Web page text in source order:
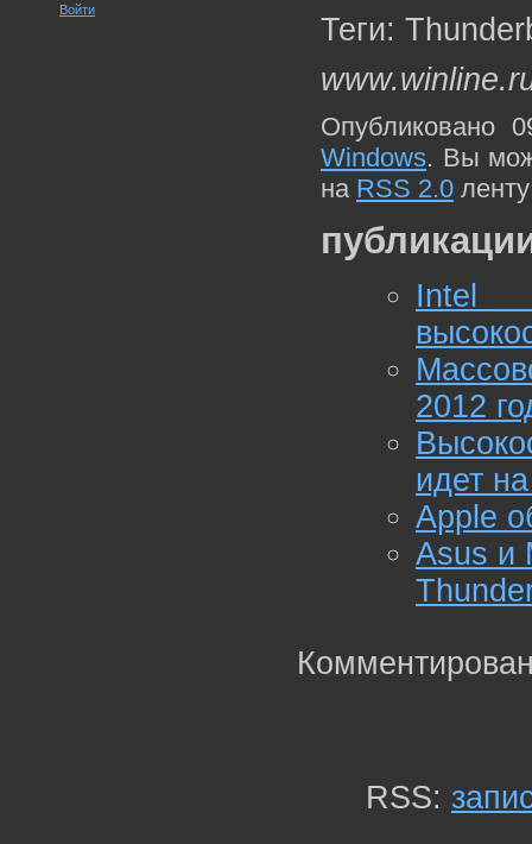
Войти
Теги:
Опубликовано
Windows. Вы
на RSS 2.0
Intel
2012
идет
Apple
Asus и
RSS: